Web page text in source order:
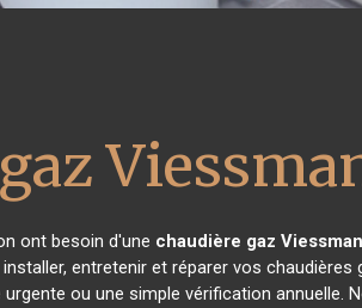
ont besoin d'une chaudière gaz
entretenir et réparer vos chaudières
ou une simple vérification